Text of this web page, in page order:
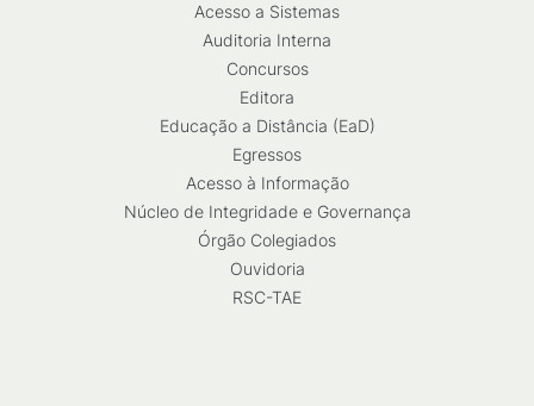
Acesso a Sistemas
Auditoria Interna
Concursos
Editora
Educação a Distância (EaD)
Egressos
Acesso à Informação
Núcleo de Integridade e Governança
Órgão Colegiados
Ouvidoria
RSC-TAE